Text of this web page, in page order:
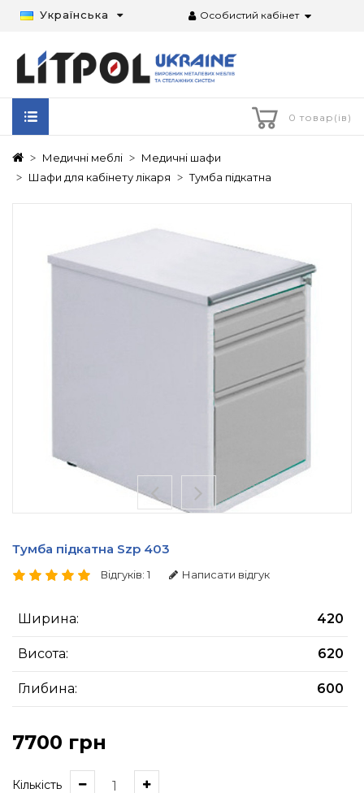
Українська Особистий кабінет
0 товар(ів)
Медичні меблі
Медичні шафи
Шафи для кабінету лікаря
Тумба підкатна
Тумба підкатна Szp 403
Відгуків: 1 Написати відгук
Ширина: 420
Висота: 620
Глибина: 600
7700 грн
Кількість